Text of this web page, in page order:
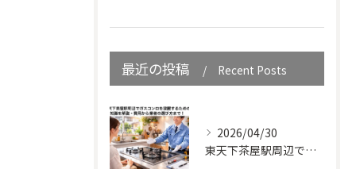
最近の投稿 Recent Posts
2026/04/30
東天下茶屋駅周辺でガスコンロを設置するための知識を解説・費用から業者の選び方まで！